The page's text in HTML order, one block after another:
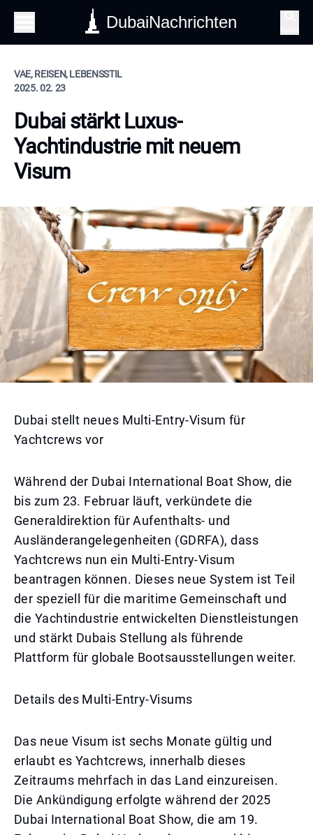
DubaiNachrichten
VAE, REISEN, LEBENSSTIL
2025. 02. 23
Dubai stärkt Luxus-
Yachtindustrie mit neuem
Visum
Dubai stellt neues Multi-Entry-Visum für
Yachtcrews vor
Während der Dubai International Boat Show, die
bis zum 23. Februar läuft, verkündete die
Generaldirektion für Aufenthalts- und
Ausländerangelegenheiten (GDRFA), dass
Yachtcrews nun ein Multi-Entry-Visum
beantragen können. Dieses neue System ist Teil
der speziell für die maritime Gemeinschaft und
die Yachtindustrie entwickelten Dienstleistungen
und stärkt Dubais Stellung als führende
Plattform für globale Bootsausstellungen weiter.
Details des Multi-Entry-Visums
Das neue Visum ist sechs Monate gültig und
erlaubt es Yachtcrews, innerhalb dieses
Zeitraums mehrfach in das Land einzureisen.
Die Ankündigung erfolgte während der 2025
Dubai International Boat Show, die am 19.